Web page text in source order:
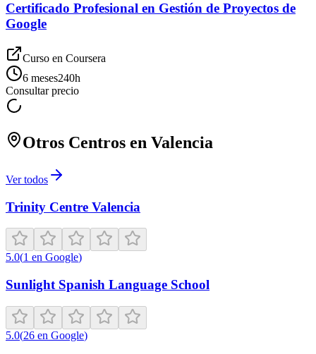
Certificado Profesional en Gestión de Proyectos de
Google
Curso en Coursera
6 meses240h
Consultar precio
Otros Centros en Valencia
Ver todos
Trinity Centre Valencia
5.0(1 en Google)
Sunlight Spanish Language School
5.0(26 en Google)